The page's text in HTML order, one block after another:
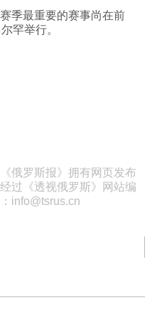
季最重要的赛事尚在前
罕举行。
俄罗斯报》拥有网页发布
过《透视俄罗斯》网站编
info@tsrus.cn